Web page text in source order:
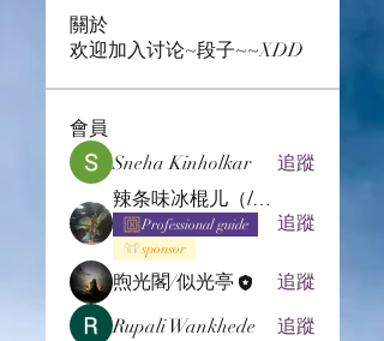
關於
欢迎加入讨论~段子~~XDD
會員
Sneha Kinholkar
追蹤
辣条味冰棍儿（lof别玩了要氪金的）
Professional guide
sponsor
追蹤
煦光閣/似光亭
追蹤
Rupali Wankhede
追蹤